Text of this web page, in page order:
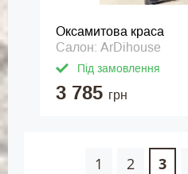
Оксамитова краса
Салон: ArDihouse
Під замовлення
3 785 грн
1 2 3